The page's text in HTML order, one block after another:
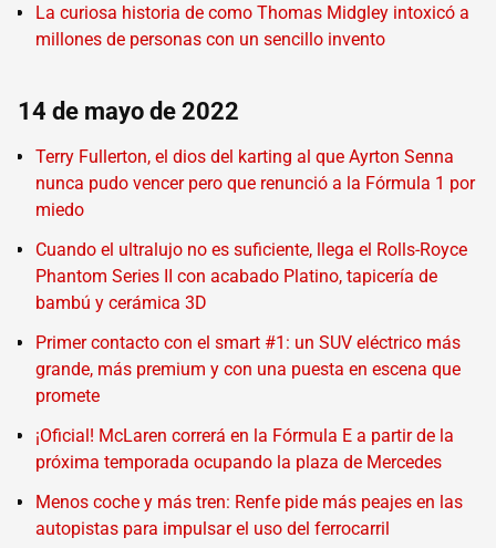
La curiosa historia de como Thomas Midgley intoxicó a
millones de personas con un sencillo invento
14 de mayo de 2022
Terry Fullerton, el dios del karting al que Ayrton Senna
nunca pudo vencer pero que renunció a la Fórmula 1 por
miedo
Cuando el ultralujo no es suficiente, llega el Rolls-Royce
Phantom Series II con acabado Platino, tapicería de
bambú y cerámica 3D
Primer contacto con el smart #1: un SUV eléctrico más
grande, más premium y con una puesta en escena que
promete
¡Oficial! McLaren correrá en la Fórmula E a partir de la
próxima temporada ocupando la plaza de Mercedes
Menos coche y más tren: Renfe pide más peajes en las
autopistas para impulsar el uso del ferrocarril